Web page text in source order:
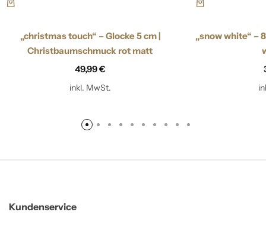
„christmas touch“ – Glocke 5 cm |
Christbaumschmuck rot matt
49,99€
inkl. MwSt.
„snow white“ –
Kundenservice